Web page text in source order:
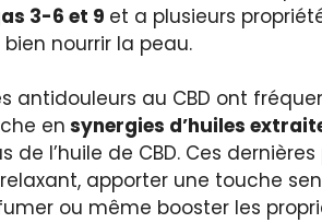
3-6 et 9 et a plusieurs
nourrir la peau.
antidouleurs au CBD ont
en synergies d’huiles
de l’huile de CBD. Ces
apporter une touche
ou même booster les